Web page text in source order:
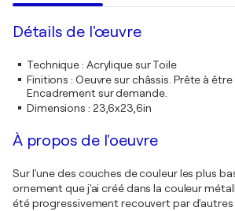
Détails de l'œuvre
Technique: Acrylique sur Toile
Finitions : Oeuvre sur châssis. Prête à
Encadrement sur demande.
Dimensions : 23,6x23,6in
À propos de l'oeuvre
Sur l'une des couches de couleur les plus
ornement que j'ai créé dans la couleur
été progressivement recouvert par d'autres